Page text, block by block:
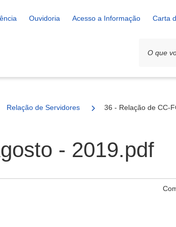
Ouvidoria Acesso a Informação Carta
Relação de Servidores 36 - Relação de CC-
- 2019.pdf